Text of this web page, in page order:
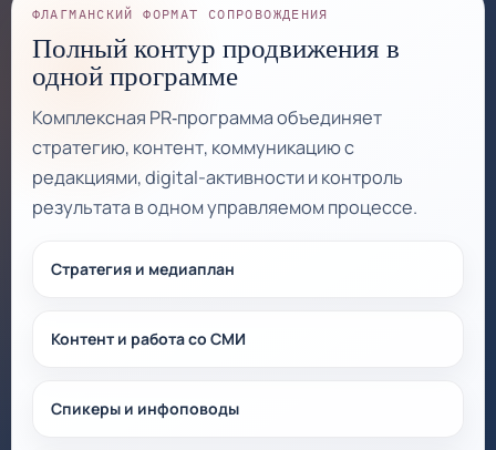
ФЛАГМАНСКИЙ ФОРМАТ СОПРОВОЖДЕНИЯ
Полный контур продвижения в
одной программе
Комплексная PR‑программа объединяет
стратегию, контент, коммуникацию с
редакциями, digital-активности и контроль
результата в одном управляемом процессе.
Стратегия и медиаплан
Контент и работа со СМИ
Спикеры и инфоповоды